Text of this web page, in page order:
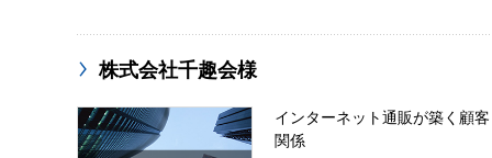
株式会社千趣会様
インターネット通販が築く顧
関係